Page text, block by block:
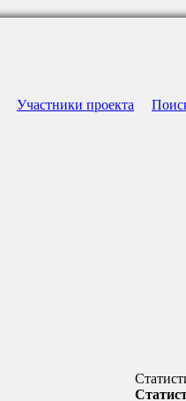
Участники проекта